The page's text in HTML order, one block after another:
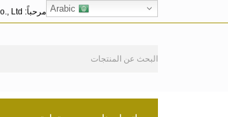
مرحباً: Shantou Upi Metal Products Co., Ltd.